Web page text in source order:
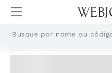
Busque por nome ou código